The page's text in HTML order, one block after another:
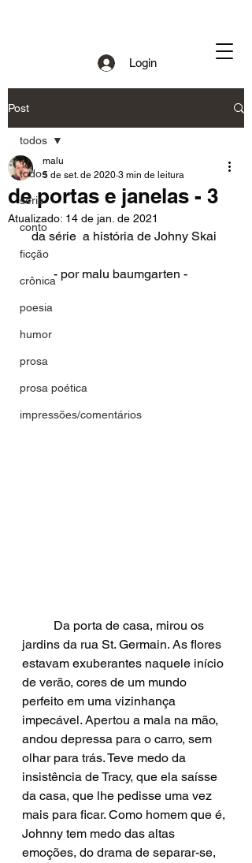
Login
Post
todos
série
conto
ficção
crônica
poesia
humor
prosa
prosa poética
impressões/comentários
todos
de portas e janelas - 3
malu
5 de set. de 2020 3 min de leitura
Atualizado: 14 de jan. de 2021
   da série  a história de Johny Skai
	- por malu baumgarten -
jardins da rua St. Germain. As flores
estavam exuberantes naquele início
de verão, cores de um mundo
perfeito em uma vizinhança
impecável. Apertou a mala na mão,
andou depressa para o carro, sem
olhar para trás. Teve medo da
insistência de Tracy, que ela saísse
da casa, que lhe pedisse uma vez
mais para ficar. Como homem que é,
Johnny tem medo das altas
emoções, do drama de separar-se,